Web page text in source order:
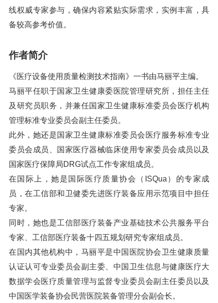
线权威专家参与，确保内容紧贴实际需求，实例丰富，具
备较高参考价值。
作者简介
《医疗设备使用质量检测技术指南》一书由马丽平主编。
马丽平任职于国家卫生健康委医院管理研究所，担任主任
及研究员职务，并兼任国家卫生健康标准委员会医疗机构
管理标准专业委员会副主任委员。
此外，她还是国家卫生健康标准委员会医疗服务标准专业
委员会成员、国家医疗器械临床使用专家委员会成员以及
国家医疗保障局DRG试点工作专家组成员。
在国际上，她是国际医疗质量协会（ISQua）的专家成
员，在工信部和卫健委先进医疗装备应用示范项目中担任
专家。
同时，她也是工信部医疗装备产业基础技术公共服务平台
专家、工信部医疗装备十四五规划研究专家组成员。
在国内其他机构中，马丽平是中国医院协会卫生健康质量
认证认可专业委员会副主委、中国卫生信息与健康医疗大
数据学会医疗质量管理与监督专业委员会副主任委员以及
中国医学装备协会民营医院装备管理分会副会长。